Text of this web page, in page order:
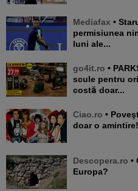
Mediafax • Starul tenisului francez: „Nu cer
permisiunea
luni ale...
go4it.ro • PARKSIDE aduce în LIDL TOP 7
scule pentru
costă doar...
Ciao.ro • Poveştile de iubire care au rămas
doar o
Descopera.ro • Care este cel mai vechi pod din
Europa?